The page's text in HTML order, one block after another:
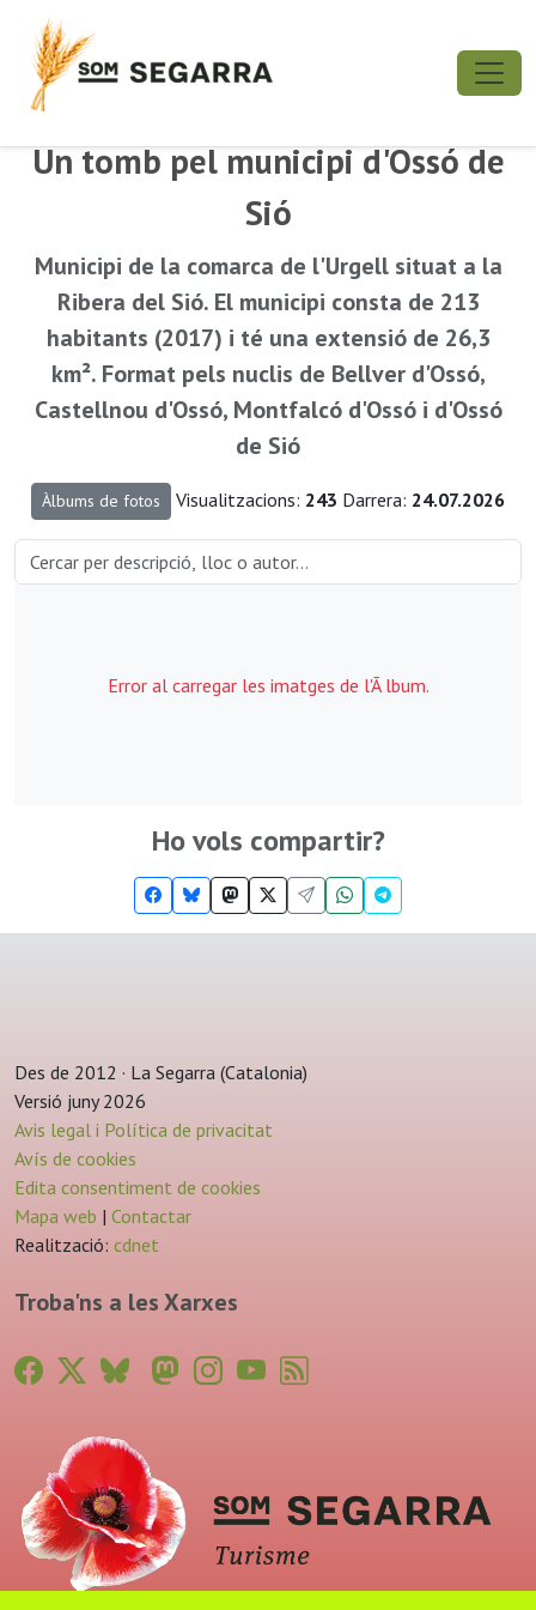
Un tomb pel municipi d'Ossó de
Sió
Municipi de la comarca de l'Urgell situat a la
Ribera del Sió. El municipi consta de 213
habitants (2017) i té una extensió de 26,3
km². Format pels nuclis de Bellver d'Ossó,
Castellnou d'Ossó, Montfalcó d'Ossó i d'Ossó
de Sió
Àlbums de fotos Visualitzacions: 243 Darrera: 24.07.2026
Error al carregar les imatges de l'Ã lbum.
Ho vols compartir?
Des de 2012 · La Segarra (Catalonia)
Versió juny 2026
Avis legal i Política de privacitat
Avís de cookies
Edita consentiment de cookies
Mapa web | Contactar
Realització: cdnet
Troba'ns a les Xarxes